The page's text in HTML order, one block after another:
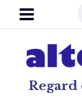
Regard